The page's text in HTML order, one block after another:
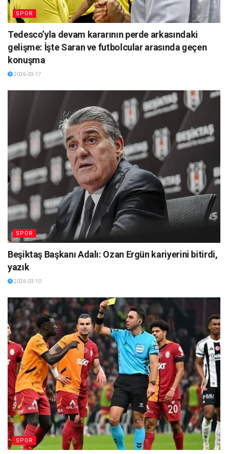
SPOR
Tedesco’yla devam kararının perde arkasındaki
gelişme: İşte Saran ve futbolcular arasında geçen
konuşma
2026-03-17
SPOR
Beşiktaş Başkanı Adalı: Ozan Ergün kariyerini bitirdi,
yazık
2026-03-10
SPOR